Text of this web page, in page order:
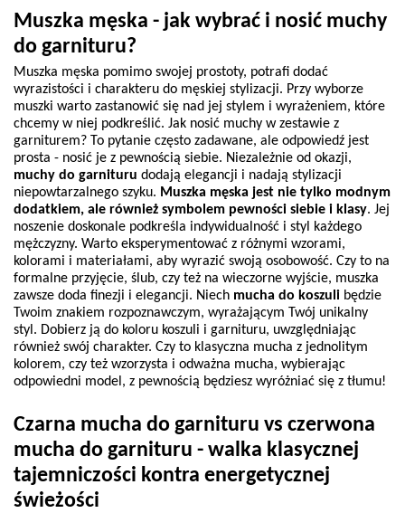
Muszka męska - jak wybrać i nosić muchy
do garnituru?
Muszka męska pomimo swojej prostoty, potrafi dodać
wyrazistości i charakteru do męskiej stylizacji. Przy wyborze
muszki warto zastanowić się nad jej stylem i wyrażeniem, które
chcemy w niej podkreślić. Jak nosić muchy w zestawie z
garniturem? To pytanie często zadawane, ale odpowiedź jest
muchy do garnituru dodają elegancji i nadają stylizacji
niepowtarzalnego szyku. Muszka męska jest nie tylko modnym
dodatkiem, ale również symbolem pewności siebie i klasy. Jej
noszenie doskonale podkreśla indywidualność i styl każdego
mężczyzny. Warto eksperymentować z różnymi wzorami,
kolorami i materiałami, aby wyrazić swoją osobowość. Czy to na
formalne przyjęcie, ślub, czy też na wieczorne wyjście, muszka
zawsze doda finezji i elegancji. Niech mucha do koszuli będzie
Twoim znakiem rozpoznawczym, wyrażającym Twój unikalny
styl. Dobierz ją do koloru koszuli i garnituru, uwzględniając
również swój charakter. Czy to klasyczna mucha z jednolitym
kolorem, czy też wzorzysta i odważna mucha, wybierając
odpowiedni model, z pewnością będziesz wyróżniać się z tłumu!
Czarna mucha do garnituru vs czerwona
mucha do garnituru - walka klasycznej
tajemniczości kontra energetycznej
świeżości